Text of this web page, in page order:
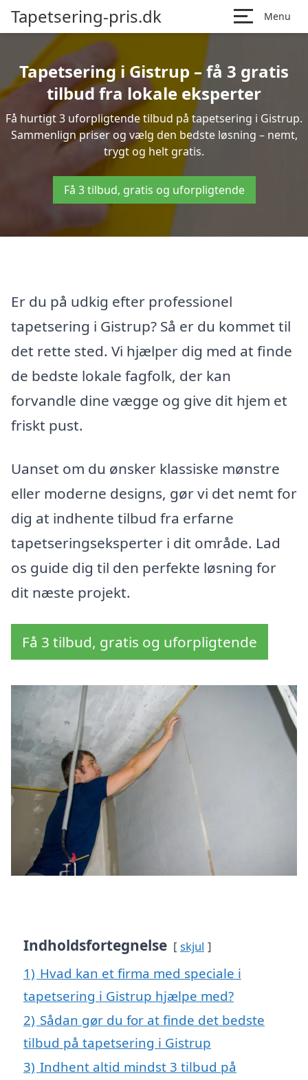
Tapetsering-pris.dk Menu
Tapetsering i Gistrup – få 3 gratis
tilbud fra lokale eksperter
Få hurtigt 3 uforpligtende tilbud på tapetsering i Gistrup.
Sammenlign priser og vælg den bedste løsning – nemt,
trygt og helt gratis.
Få 3 tilbud, gratis og uforpligtende
Er du på udkig efter professionel
tapetsering i Gistrup? Så er du kommet til
det rette sted. Vi hjælper dig med at finde
de bedste lokale fagfolk, der kan
forvandle dine vægge og give dit hjem et
friskt pust.
Uanset om du ønsker klassiske mønstre
eller moderne designs, gør vi det nemt for
dig at indhente tilbud fra erfarne
tapetseringseksperter i dit område. Lad
os guide dig til den perfekte løsning for
dit næste projekt.
Få 3 tilbud, gratis og uforpligtende
Indholdsfortegnelse skjul
1) Hvad kan et firma med speciale i
tapetsering i Gistrup hjælpe med?
2) Sådan gør du for at finde det bedste
tilbud på tapetsering i Gistrup
3) Indhent altid mindst 3 tilbud på